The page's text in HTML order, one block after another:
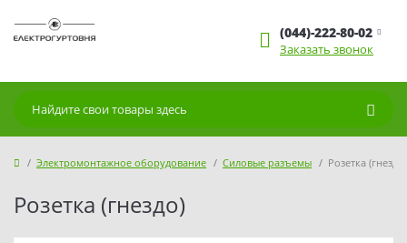
(044)-222-80-02
Заказать звонок
Электромонтажное оборудование Силовые разъемы Розетка (гнездо)
Розетка (гнездо)